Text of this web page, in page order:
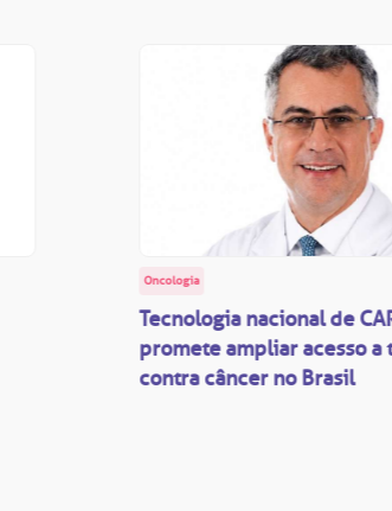
Oncologia
Tecnologia nacional de
promete ampliar acesso a
contra câncer no Brasil